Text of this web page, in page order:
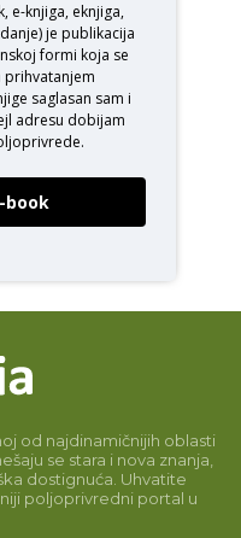
e-knjiga, eknjiga,
je publikacija
formi koja se
prihvatanjem
saglasan sam i
adresu dobijam
book
od najdinamičnijih oblasti
se stara i nova znanja,
dostignuća. Uhvatite
poljoprivredni portal u